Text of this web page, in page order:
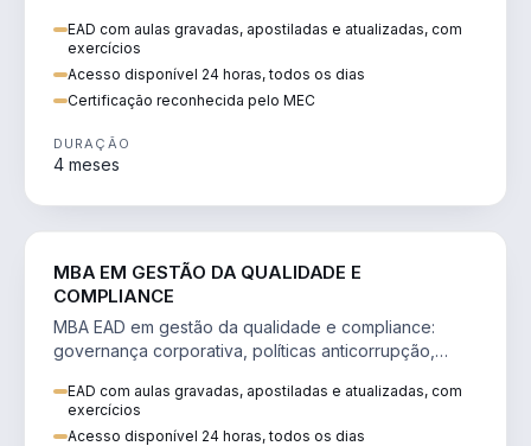
EAD com aulas gravadas, apostiladas e atualizadas, com
exercícios
Acesso disponível 24 horas, todos os dias
Certificação reconhecida pelo MEC
DURAÇÃO
4 meses
MBA EM GESTÃO DA QUALIDADE E
COMPLIANCE
MBA EAD em gestão da qualidade e compliance:
governança corporativa, políticas anticorrupção,
EAD com aulas gravadas, apostiladas e atualizadas, com
exercícios
Acesso disponível 24 horas, todos os dias